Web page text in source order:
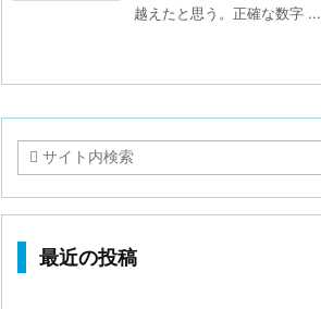
越えたと思う。正確な数字 ...
最近の投稿